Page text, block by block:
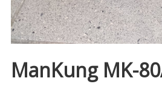
ManKung MK-